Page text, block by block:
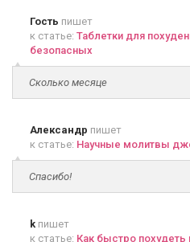
Гость пишет
к статье: Таблетки для
безопасных
Сколько месяце
Александр пишет
к статье: Научные молитвы
Спасибо!
k пишет
к статье: Как быстро похудеть